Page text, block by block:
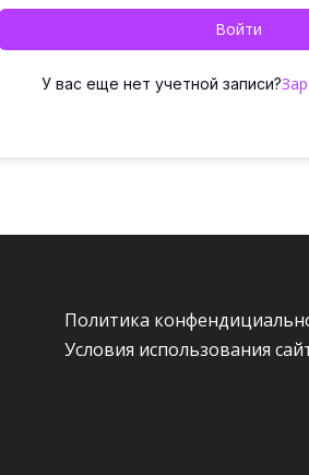
Войти
У вас еще нет учетной записи?
Политика
Условия использования